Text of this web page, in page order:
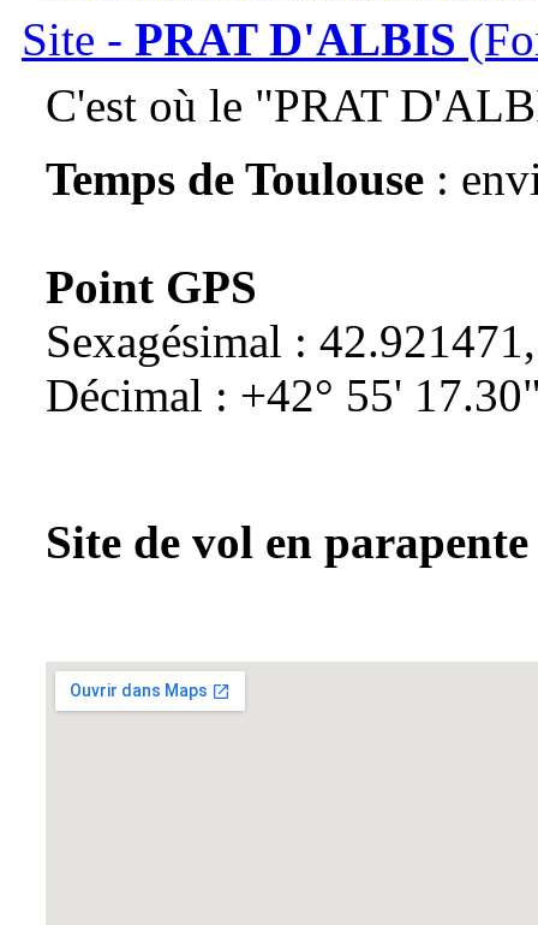
Site - PRAT D'ALBIS
C'est où le "PRAT
Temps de Toulouse :
Point GPS
Sexagésimal :
Décimal : +42° 55'
Site de vol en